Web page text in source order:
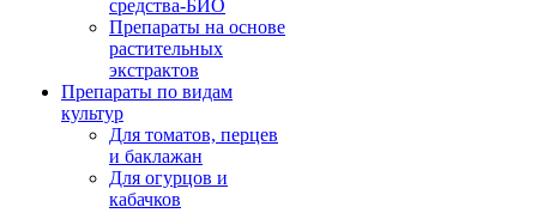
средства-БИО
Препараты на основе
растительных
экстрактов
Препараты по видам
культур
Для томатов, перцев
и баклажан
Для огурцов и
кабачков